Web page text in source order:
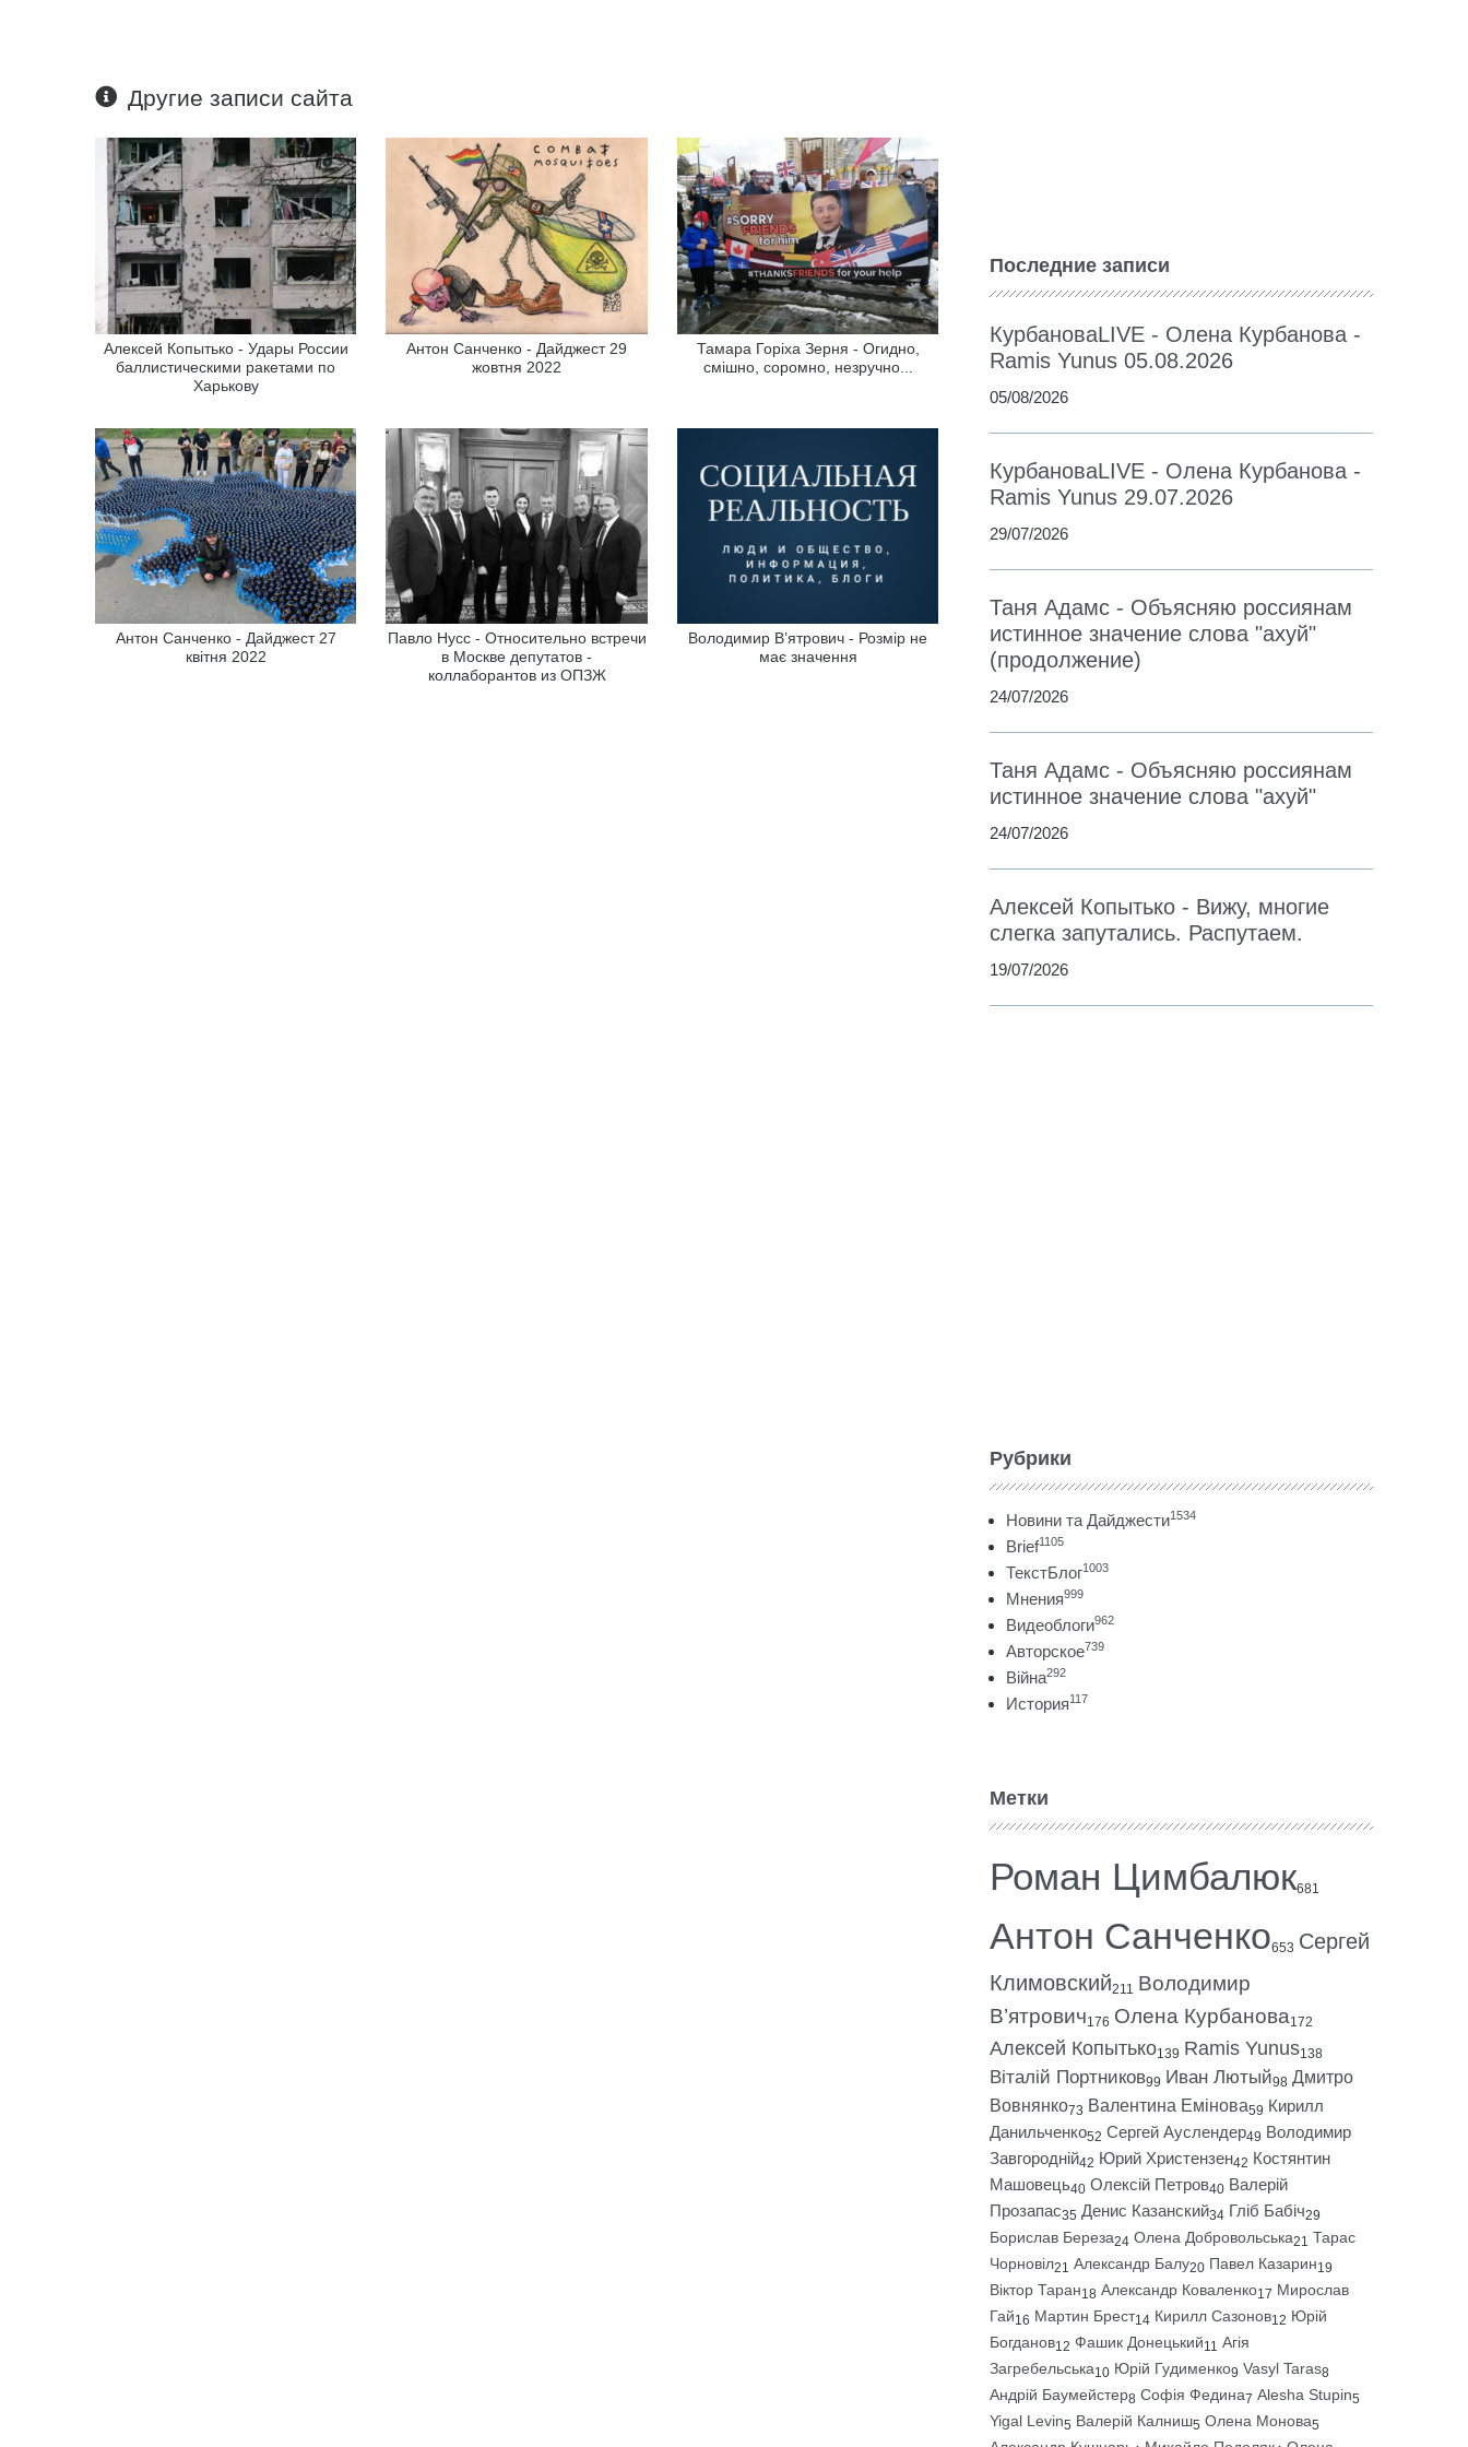
Другие записи сайта
Алексей Копытько - Удары России
баллистическими ракетами по
Харькову
Антон Санченко - Дайджест 29
жовтня 2022
Тамара Горіха Зерня - Огидно,
смішно, соромно, незручно...
Антон Санченко - Дайджест 27
квітня 2022
Павло Нусс - Относительно встречи
в Москве депутатов -
коллаборантов из ОПЗЖ
Володимир В’ятрович - Розмір не
має значення
Последние записи
КурбановаLIVE - Олена Курбанова -
Ramis Yunus 05.08.2026
05/08/2026
КурбановаLIVE - Олена Курбанова -
Ramis Yunus 29.07.2026
29/07/2026
Таня Адамс - Объясняю россиянам
истинное значение слова "ахуй"
(продолжение)
24/07/2026
Таня Адамс - Объясняю россиянам
истинное значение слова "ахуй"
24/07/2026
Алексей Копытько - Вижу, многие
слегка запутались. Распутаем.
19/07/2026
Рубрики
Новини та Дайджести1534
Brief1105
ТекстБлог1003
Мнения999
Видеоблоги962
Авторское739
Війна292
История117
Метки
Роман Цимбалюк681
Антон Санченко653 Сергей
Климовский211 Володимир
В’ятрович176 Олена Курбанова172
Алексей Копытько139 Ramis Yunus138
Віталій Портников99 Иван Лютый98 Дмитро
Вовнянко73 Валентина Емінова59 Кирилл
Данильченко52 Сергей Ауслендер49 Володимир
Завгородній42 Юрий Христензен42 Костянтин
Машовець40 Олексій Петров40 Валерій
Прозапас35 Денис Казанский34 Гліб Бабіч29
Борислав Береза24 Олена Добровольська21 Тарас
Чорновіл21 Александр Балу20 Павел Казарин19
Віктор Таран18 Александр Коваленко17 Мирослав
Гай16 Мартин Брест14 Кирилл Сазонов12 Юрій
Богданов12 Фашик Донецький11 Агія
Загребельська10 Юрій Гудименко9 Vasyl Taras8
Андрій Баумейстер8 Софія Федина7 Alesha Stupin5
Yigal Levin5 Валерій Калниш5 Олена Монова5